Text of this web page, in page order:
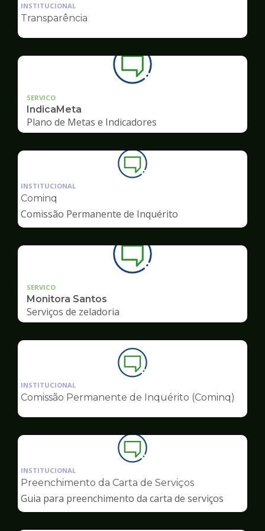
Ouvidoria
INSTITUCIONAL
Transparência
SERVICO
IndicaMeta
Plano de Metas e Indicadores
Ilustração
da
de
Ouvidoria
INSTITUCIONAL
Cominq
Comissão Permanente de Inquérito
SERVICO
Monitora Santos
Serviços de zeladoria
Ilustração
da
pagina
Ouvidoria
INSTITUCIONAL
Comissão Permanente de Inquérito (Cominq)
Ilustração
da
pagina
de
Ouvidoria
INSTITUCIONAL
Preenchimento da Carta de Serviços
Guia para preenchimento da carta de serviços